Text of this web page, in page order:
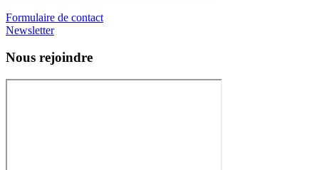
Formulaire de contact
Newsletter
Nous rejoindre